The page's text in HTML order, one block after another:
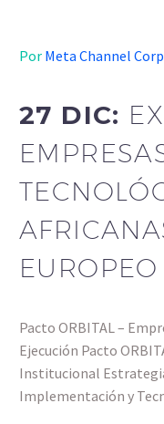
Por Meta Channel
27 DIC:
EUROPEO
Pacto ORBITAL –
Ejecución Pacto
Institucional
Implementación y